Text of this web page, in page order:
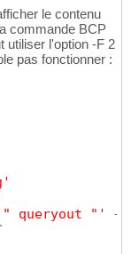
le contenu
commande BCP
utiliser l'option -F 2
pas fonctionner :
queryout "' +